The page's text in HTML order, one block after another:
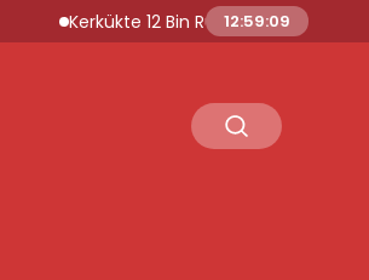
Kerkükte 12 Bin Ruhsatsız Silah Kayıt
12:59:10